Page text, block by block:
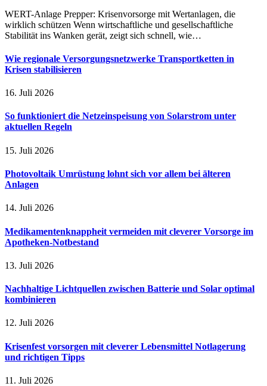
WERT-Anlage Prepper: Krisenvorsorge mit Wertanlagen, die
wirklich schützen Wenn wirtschaftliche und gesellschaftliche
Stabilität ins Wanken gerät, zeigt sich schnell, wie…
Wie regionale Versorgungsnetzwerke Transportketten in
Krisen stabilisieren
16. Juli 2026
So funktioniert die Netzeinspeisung von Solarstrom unter
aktuellen Regeln
15. Juli 2026
Photovoltaik Umrüstung lohnt sich vor allem bei älteren
Anlagen
14. Juli 2026
Medikamentenknappheit vermeiden mit cleverer Vorsorge im
Apotheken-Notbestand
13. Juli 2026
Nachhaltige Lichtquellen zwischen Batterie und Solar optimal
kombinieren
12. Juli 2026
Krisenfest vorsorgen mit cleverer Lebensmittel Notlagerung
und richtigen Tipps
11. Juli 2026